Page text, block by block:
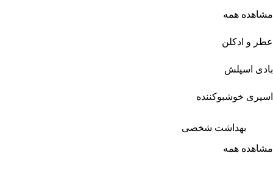
مشاهده همه
عطر و ادکلن
بادی اسپلش
اسپری خوشبوکننده
بهداشت شخصی
مشاهده همه